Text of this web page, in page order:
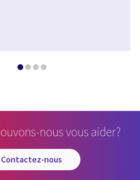
nous vous aider?
contactez-nous